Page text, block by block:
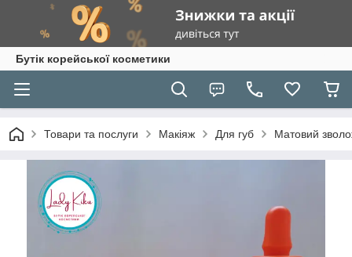
Бутік корейської косметики
Товари та послуги Макіяж Для губ Матовий